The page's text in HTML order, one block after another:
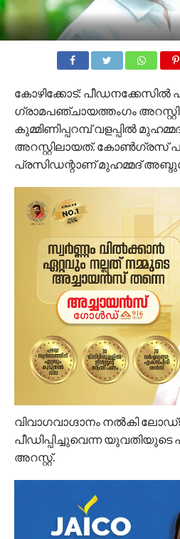
കോഴിക്കോട്: പീഡനക്കേസില്‍
ഗ്രാമപഞ്ചായത്തംഗം
കുമ്മിണിപ്പറമ്പ് വളപ്പില്‍
അറസ്റ്റിലായത്. കോണ്‍ഗ്രസ്
പ്രസിഡന്റാണ് മുഹമ്മദ്
വിവാഗവാഗ്ദാനം നല്‍കി
പീഡിപ്പിച്ചുവെന്ന യുവതിയുടെ
അറസ്റ്റ്.